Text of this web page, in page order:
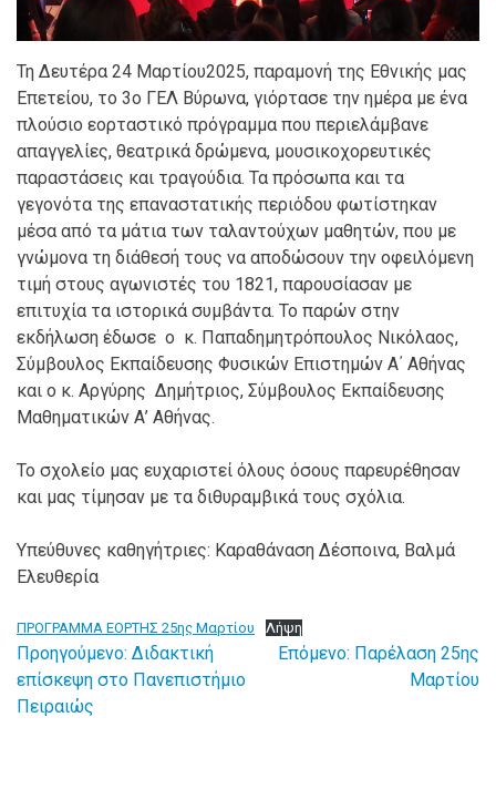
Τη Δευτέρα 24 Μαρτίου2025, παραμονή της Εθνικής μας
Επετείου, το 3ο ΓΕΛ Βύρωνα, γιόρτασε την ημέρα με ένα
πλούσιο εορταστικό πρόγραμμα που περιελάμβανε
απαγγελίες, θεατρικά δρώμενα, μουσικοχορευτικές
παραστάσεις και τραγούδια. Τα πρόσωπα και τα
γεγονότα της επαναστατικής περιόδου φωτίστηκαν
μέσα από τα μάτια των ταλαντούχων μαθητών, που με
γνώμονα τη διάθεσή τους να αποδώσουν την οφειλόμενη
τιμή στους αγωνιστές του 1821, παρουσίασαν με
επιτυχία τα ιστορικά συμβάντα. Το παρών στην
εκδήλωση έδωσε ο κ. Παπαδημητρόπουλος Νικόλαος,
Σύμβουλος Εκπαίδευσης Φυσικών Επιστημών Α΄ Αθήνας
και ο κ. Αργύρης Δημήτριος, Σύμβουλος Εκπαίδευσης
Μαθηματικών Α’ Αθήνας.
Το σχολείο μας ευχαριστεί όλους όσους παρευρέθησαν
και μας τίμησαν με τα διθυραμβικά τους σχόλια.
Υπεύθυνες καθηγήτριες: Καραθάναση Δέσποινα, Βαλμά
Ελευθερία
ΠΡΟΓΡΑΜΜΑ ΕΟΡΤΗΣ 25ης Μαρτίου Λήψη
Πλοήγηση
άρθρων
Προηγούμενο: Διδακτική
επίσκεψη στο Πανεπιστήμιο
Πειραιώς
Επόμενο: Παρέλαση 25ης
Μαρτίου